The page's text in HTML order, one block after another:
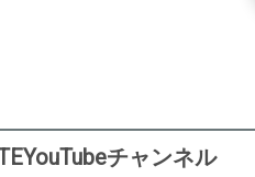
チャンネル